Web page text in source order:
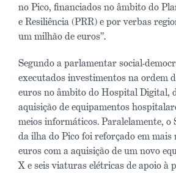
no Pico, financiados no âmbito do
e Resiliência (PRR) e por verbas
um milhão de euros”.
Segundo a parlamentar social-
executados investimentos na ordem
euros no âmbito do Hospital Digital,
aquisição de equipamentos
meios informáticos. Paralelamente, o
da ilha do Pico foi reforçado em mais
euros com a aquisição de um novo
X e seis viaturas elétricas de apoio à